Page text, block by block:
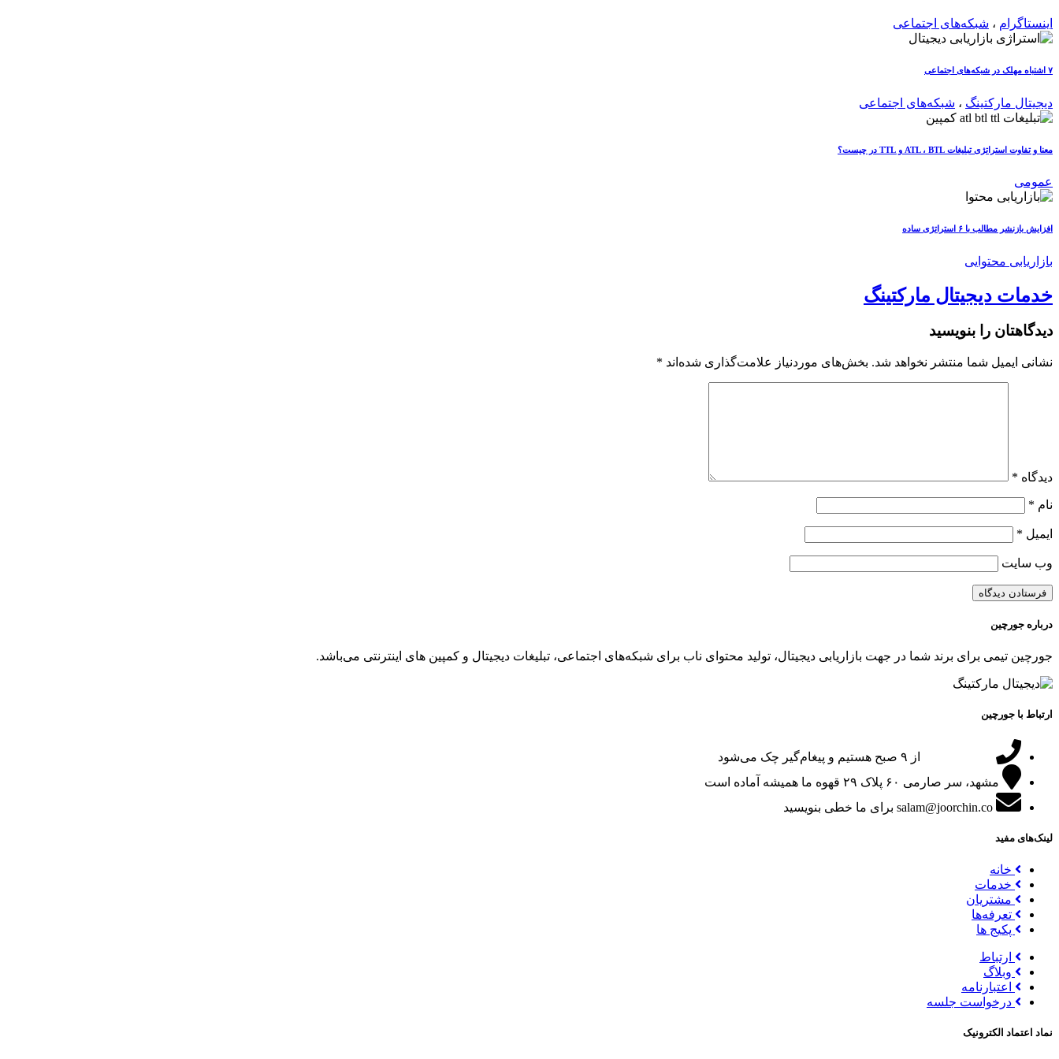
اینستاگرام ، شبکه‌های اجتماعی
۷ اشتباه مهلک در شبکه‌های اجتماعی
دیجیتال مارکتینگ ، شبکه‌های اجتماعی
معنا و تفاوت استراتژی تبلیغات ATL ، BTL و TTL در چیست؟
عمومی
افزایش بازنشر مطالب با ۶ استراتژی ساده
بازاریابی محتوایی
خدمات دیجیتال مارکتینگ
دیدگاهتان را بنویسید
نشانی ایمیل شما منتشر نخواهد شد. بخش‌های موردنیاز علامت‌گذاری شده‌اند *
دیدگاه *
نام *
ایمیل *
وب‌ سایت
درباره جورچین
جورچین تیمی برای برند شما در جهت بازاریابی دیجیتال، تولید محتوای ناب برای شبکه‌های اجتماعی، تبلیغات دیجیتال و کمپین های اینترنتی می‌باشد.
ارتباط با جورچین
از ۹ صبح هستیم و پیغام‌گیر چک می‌شود
مشهد، سر صارمی ۶۰ پلاک ۲۹
قهوه ما همیشه آماده است
salam@joorchin.co برای ما خطی بنویسید
لینک‌های مفید
خانه
خدمات
مشتریان
تعرفه‌ها
پکیج ها
ارتباط
وبلاگ
اعتبارنامه
درخواست جلسه
نماد اعتماد الکترونیک